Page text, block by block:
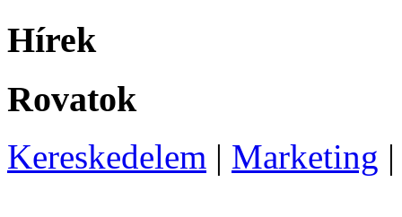
Hírek
Rovatok
Kereskedelem | Marketing